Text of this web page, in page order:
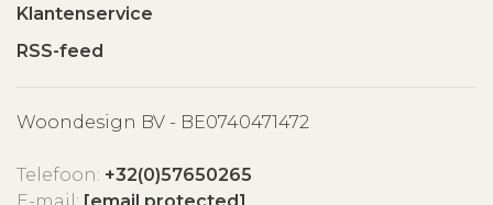
Klantenservice
RSS-feed
Woondesign BV - BE0740471472
Telefoon: +32(0)57650265